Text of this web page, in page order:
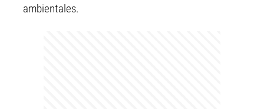
ambientales.